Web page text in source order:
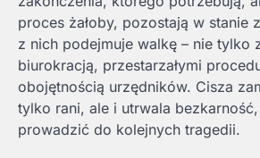
proces żałoby, pozostają w stanie
z nich podejmuje walkę – nie tylko
biurokracją, przestarzałymi
obojętnością urzędników. Cisza
tylko rani, ale i utrwala
prowadzić do kolejnych tragedii.